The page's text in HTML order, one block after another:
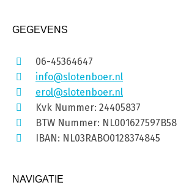
GEGEVENS
06-45364647
info@slotenboer.nl
erol@slotenboer.nl
Kvk Nummer: 24405837
BTW Nummer: NL001627597B58
IBAN: NL03RABO0128374845
NAVIGATIE